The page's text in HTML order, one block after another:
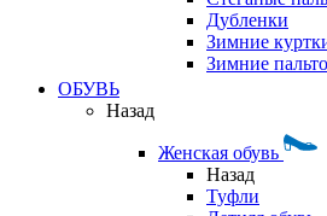
Дубленки
Зимние
Зимние пальто
ОБУВЬ
Назад
Женская обувь
Назад
Туфли